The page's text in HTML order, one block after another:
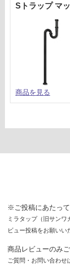
Sトラップ マ
商品を見る
※ご投稿にあたって
ミラタップ（旧サンワ
ビュー投稿をお願いい
商品レビューのみ
ご質問・お問い合わせ